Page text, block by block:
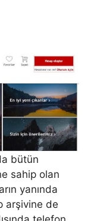
bütün
sahip olan
yanında
arşivine de